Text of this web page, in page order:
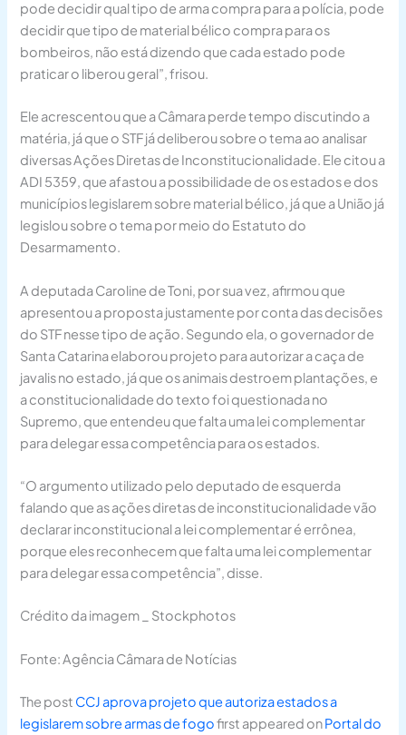
pode decidir qual tipo de arma compra para a polícia, pode
decidir que tipo de material bélico compra para os
bombeiros, não está dizendo que cada estado pode
praticar o liberou geral”, frisou.
Ele acrescentou que a Câmara perde tempo discutindo a
matéria, já que o STF já deliberou sobre o tema ao analisar
diversas Ações Diretas de Inconstitucionalidade. Ele citou a
ADI 5359, que afastou a possibilidade de os estados e dos
municípios legislarem sobre material bélico, já que a União já
legislou sobre o tema por meio do Estatuto do
Desarmamento.
A deputada Caroline de Toni, por sua vez, afirmou que
apresentou a proposta justamente por conta das decisões
do STF nesse tipo de ação. Segundo ela, o governador de
Santa Catarina elaborou projeto para autorizar a caça de
javalis no estado, já que os animais destroem plantações, e
a constitucionalidade do texto foi questionada no
Supremo, que entendeu que falta uma lei complementar
para delegar essa competência para os estados.
“O argumento utilizado pelo deputado de esquerda
falando que as ações diretas de inconstitucionalidade vão
declarar inconstitucional a lei complementar é errônea,
porque eles reconhecem que falta uma lei complementar
para delegar essa competência”, disse.
Crédito da imagem _ Stockphotos
Fonte: Agência Câmara de Notícias
The post CCJ aprova projeto que autoriza estados a
legislarem sobre armas de fogofirst appeared onPortal do